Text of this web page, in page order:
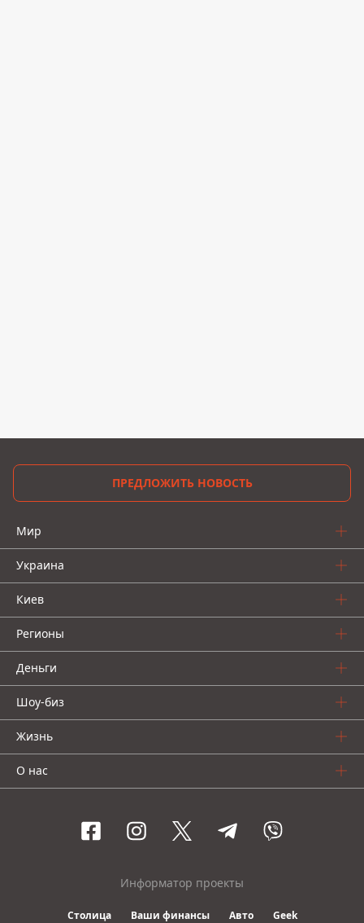
ПРЕДЛОЖИТЬ НОВОСТЬ
Мир
Украина
Киев
Регионы
Деньги
Шоу-биз
Жизнь
О нас
Информатор проекты
Столица Ваши финансы Авто Geek